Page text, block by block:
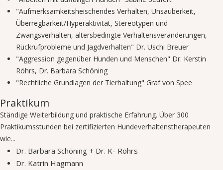
"Aufmerksamkeitsheischendes Verhalten, Unsauberkeit,
Überregbarkeit/Hyperaktivität, Stereotypen und
Zwangsverhalten, altersbedingte Verhaltensveränderungen,
Rückrufprobleme und Jagdverhalten" Dr. Uschi Breuer
"Aggression gegenüber Hunden und Menschen" Dr. Kerstin
Röhrs, Dr. Barbara Schöning
"Rechtliche Grundlagen der Tierhaltung" Graf von Spee
Praktikum
Ständige Weiterbildung und praktische Erfahrung. Über 300
Praktikumsstunden bei zertifizierten Hundeverhaltenstherapeuten
wie...
Dr. Barbara Schöning + Dr. K- Röhrs
Dr. Katrin Hagmann